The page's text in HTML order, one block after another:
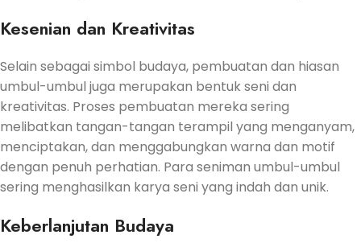
Kesenian dan Kreativitas
Selain sebagai simbol budaya, pembuatan dan hiasan
umbul-umbul juga merupakan bentuk seni dan
kreativitas. Proses pembuatan mereka sering
melibatkan tangan-tangan terampil yang menganyam,
menciptakan, dan menggabungkan warna dan motif
dengan penuh perhatian. Para seniman umbul-umbul
sering menghasilkan karya seni yang indah dan unik.
Keberlanjutan Budaya